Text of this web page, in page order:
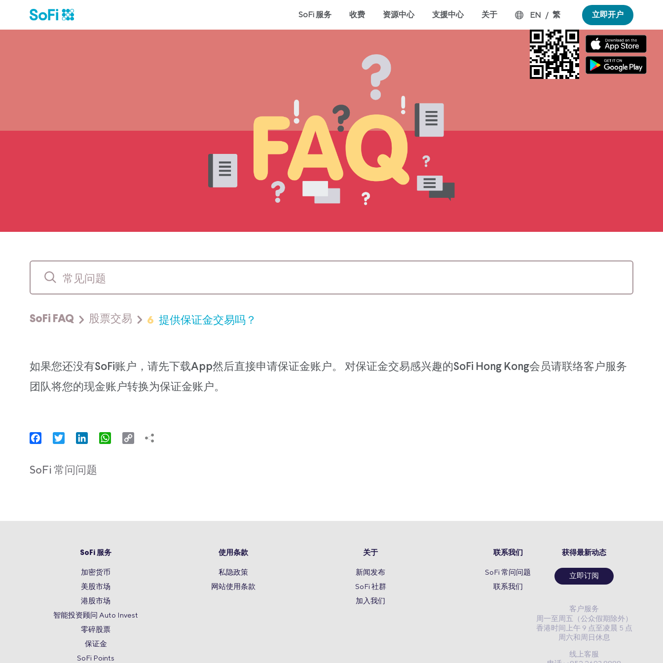
SoFi 服务 收费 资源中心 支援中心 关于 EN / 繁 立即开户
SoFi FAQ 股票交易 6 提供保证金交易吗？
如果您还没有SoFi账户，请先下载App然后直接申请保证金账户。 对保证金交易感兴趣的SoFi Hong Kong会员请联络客户服务
团队将您的现金账户转换为保证金账户。
FacebookTwitter LinkedInWhatsApp
Copy
SoFi 常问问题
SoFi 服务
加密货币
美股市场
港股市场
智能投资顾问 Auto Invest
零碎股票
保证金
SoFi Points
使用条款
私隐政策
网站使用条款
关于
新闻发布
SoFi 社群
加入我们
联系我们
SoFi 常问问题
联系我们
获得最新动态
立即订阅
客户服务
周一至周五（公众假期除外）
香港时间上午 9 点至凌晨 5 点
周六和周日休息
线上客服